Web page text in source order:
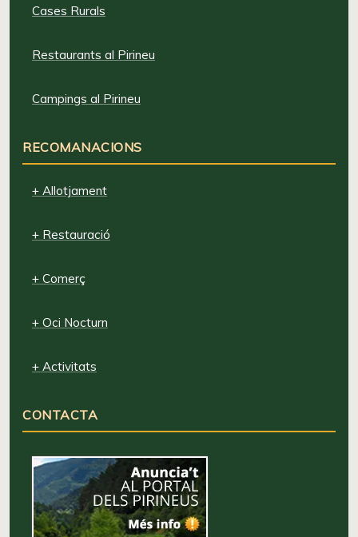
Cases Rurals
Restaurants al Pirineu
Campings al Pirineu
RECOMANACIONS
+ Allotjament
+ Restauració
+ Comerç
+ Oci Nocturn
+ Activitats
CONTACTA